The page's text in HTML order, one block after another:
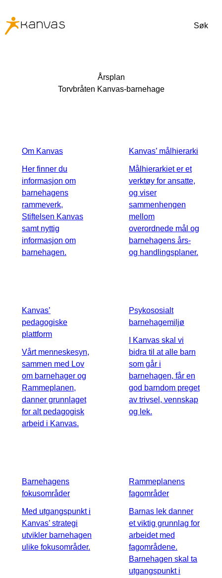
Søk
Årsplan
Torvbråten Kanvas-barnehage
Om Kanvas
Her finner du
informasjon om
barnehagens
rammeverk,
Stiftelsen Kanvas
samt nyttig
informasjon om
barnehagen.
Kanvas’ målhierarki
Målhierarkiet er et
verktøy for ansatte,
og viser
sammenhengen
mellom
overordnede mål og
barnehagens års-
og handlingsplaner.
Kanvas’
pedagogiske
plattform
Vårt menneskesyn,
sammen med Lov
om barnehager og
Rammeplanen,
danner grunnlaget
for alt pedagogisk
arbeid i Kanvas.
Psykososialt
barnehagemiljø
I Kanvas skal vi
bidra til at alle barn
som går i
barnehagen, får en
god barndom preget
av trivsel, vennskap
og lek.
Barnehagens
fokusområder
Med utgangspunkt i
Kanvas’ strategi
utvikler barnehagen
ulike fokusområder.
Rammeplanens
fagområder
Barnas lek danner
et viktig grunnlag for
arbeidet med
fagområdene.
Barnehagen skal ta
utgangspunkt i